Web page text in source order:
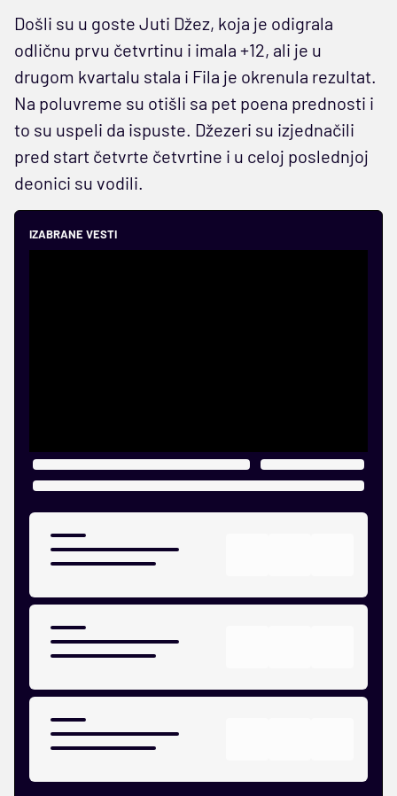
Došli su u goste Juti Džez, koja je odigrala
odličnu prvu četvrtinu i imala +12, ali je u
drugom kvartalu stala i Fila je okrenula rezultat.
Na poluvreme su otišli sa pet poena prednosti i
to su uspeli da ispuste. Džezeri su izjednačili
pred start četvrte četvrtine i u celoj poslednjoj
deonici su vodili.
IZABRANE VESTI